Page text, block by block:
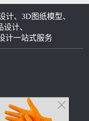
计、3D图纸模型、
计、
计一站式服务